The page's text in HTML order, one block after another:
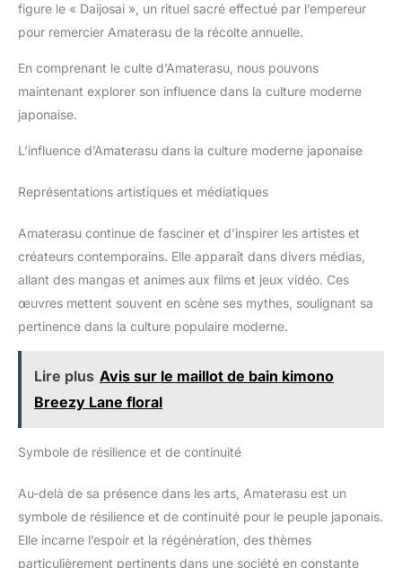
figure le « Daijosai », un rituel sacré effectué par l’empereur
pour remercier Amaterasu de la récolte annuelle.
En comprenant le culte d’Amaterasu, nous pouvons
maintenant explorer son influence dans la culture moderne
japonaise.
L’influence d’Amaterasu dans la culture moderne japonaise
Représentations artistiques et médiatiques
Amaterasu continue de fasciner et d’inspirer les artistes et
créateurs contemporains. Elle apparaît dans divers médias,
allant des mangas et animes aux films et jeux vidéo. Ces
œuvres mettent souvent en scène ses mythes, soulignant sa
pertinence dans la culture populaire moderne.
Lire plus Avis sur le maillot de bain kimono
Breezy Lane floral
Symbole de résilience et de continuité
Au-delà de sa présence dans les arts, Amaterasu est un
symbole de résilience et de continuité pour le peuple japonais.
Elle incarne l’espoir et la régénération, des thèmes
particulièrement pertinents dans une société en constante